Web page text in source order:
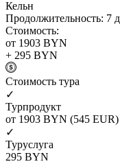
Кельн
Продолжительность: 7
Стоимость:
от 1903 BYN
+ 295 BYN
Cтоимость тура
✓
Турпродукт
от 1903 BYN (545 EUR)
✓
Туруслуга
295 BYN